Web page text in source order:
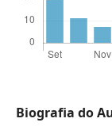
Biografia do